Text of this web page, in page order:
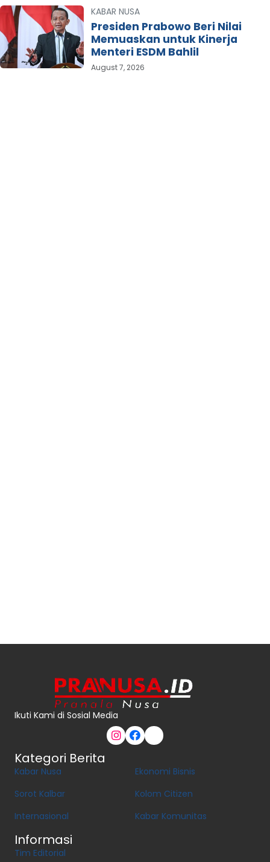
KABAR NUSA
Presiden Prabowo Beri Nilai
Memuaskan untuk Kinerja
Menteri ESDM Bahlil
August 7, 2026
Ikuti Kami di Sosial Media
Kategori Berita
Kabar Nusa
Sorot Kalbar
Internasional
Ekonomi Bisnis
Kolom Citizen
Kabar Komunitas
Informasi
Tim Editorial